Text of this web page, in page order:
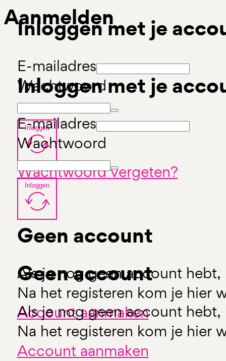
Inloggen met je
E-mailadres
Wachtwoord
Inloggen
Wachtwoord vergeten?
Geen account
Als je nog geen account hebt,
Na het registeren kom je hier
Account aanmaken
Aanmelden
Inloggen met je
E-mailadres
Wachtwoord
Inloggen
Geen account
Als je nog geen account hebt,
Na het registeren kom je hier
Account aanmaken